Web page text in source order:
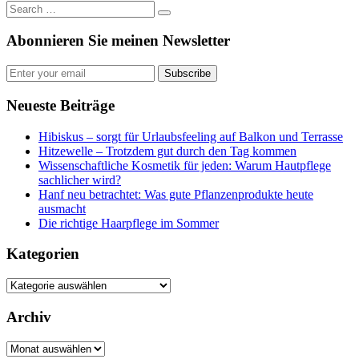
Abonnieren Sie meinen Newsletter
Subscribe
Neueste Beiträge
Hibiskus – sorgt für Urlaubsfeeling auf Balkon und Terrasse
Hitzewelle – Trotzdem gut durch den Tag kommen
Wissenschaftliche Kosmetik für jeden: Warum Hautpflege
sachlicher wird?
Hanf neu betrachtet: Was gute Pflanzenprodukte heute
ausmacht
Die richtige Haarpflege im Sommer
Kategorien
Kategorien
Archiv
Archiv